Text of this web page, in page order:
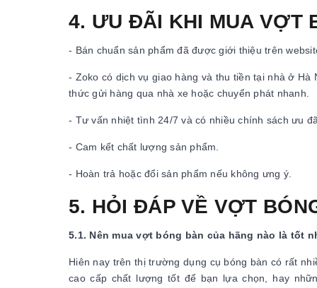
4. ƯU ĐÃI KHI MUA VỢT
- Bán chuẩn sản phẩm đã được giới thiệu trên
- Zoko có dịch vụ giao hàng và thu tiền tại nhà ở
thức gửi hàng qua nhà xe hoặc chuyển phát nhanh.
- Tư vấn nhiệt tình 24/7 và có nhiều chính sách ưu
- Cam kết chất lượng sản phẩm.
- Hoàn trả hoặc đổi sản phẩm nếu không ưng ý.
5. HỎI ĐÁP VỀ VỢT
5.1. Nên mua vợt bóng bàn của hãng nào là tốt
Hiên nay trên thị trường dụng cụ bóng bàn có rất
cao cấp chất lượng tốt để bạn lựa chọn, hay